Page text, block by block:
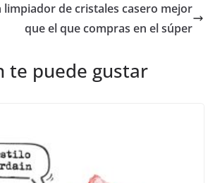
limpiador de cristales casero mejor
que el que compras en el súper
te puede gustar